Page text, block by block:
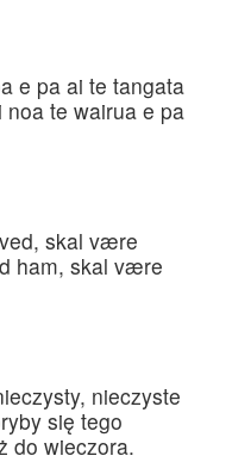
e pa ai te tangata
te wairua e pa
skal være
ham, skal være
nieczyste
się tego
do wieczora.